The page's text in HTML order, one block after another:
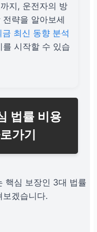
지, 운전자의 방
략을 알아보세
최신 동향 분석
시작할 수 있습
법률 비용
가기
핵심 보장인 3대 법률
보겠습니다.